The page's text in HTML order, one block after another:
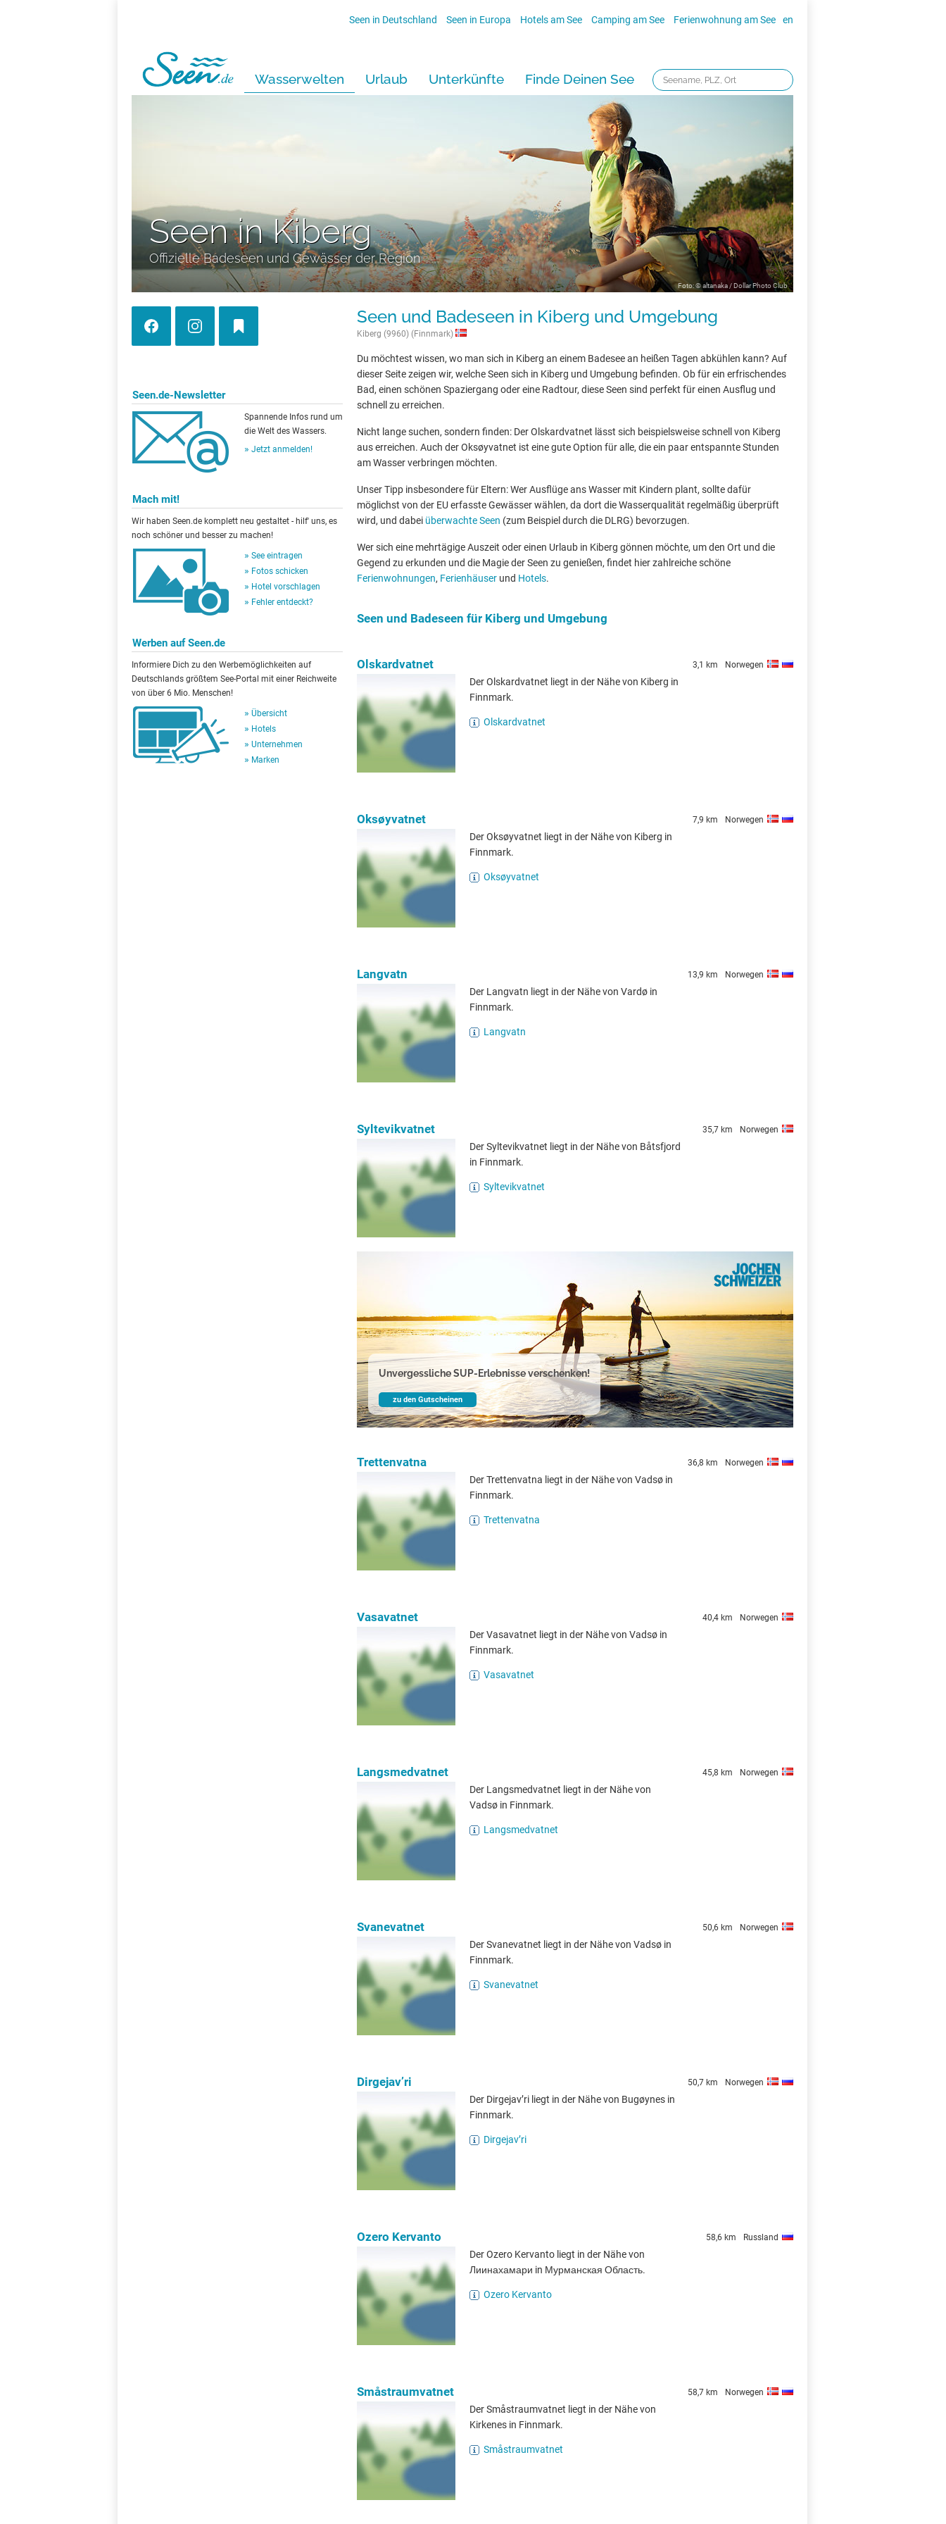
Seen in Deutschland Seen in Europa Hotels am See Camping am See Ferienwohnung am See en
Wasserwelten Urlaub Unterkünfte Finde Deinen See
Seen in Kiberg
Offizielle Badeseen und Gewässer der Region
Foto: © altanaka / Dollar Photo Club
Seen.de-Newsletter
Spannende Infos rund um
die Welt des Wassers.
Jetzt anmelden!
Mach mit!
Wir haben Seen.de komplett neu gestaltet - hilf' uns, es
noch schöner und besser zu machen!
See eintragen
Fotos schicken
Hotel vorschlagen
Fehler entdeckt?
Werben auf Seen.de
Informiere Dich zu den Werbemöglichkeiten auf
Deutschlands größtem See-Portal mit einer Reichweite
von über 6 Mio. Menschen!
Übersicht
Hotels
Unternehmen
Marken
Seen und Badeseen in Kiberg und Umgebung
Kiberg (9960) (Finnmark)
Du möchtest wissen, wo man sich in Kiberg an einem Badesee an heißen Tagen abkühlen kann? Auf
dieser Seite zeigen wir, welche Seen sich in Kiberg und Umgebung befinden. Ob für ein erfrischendes
Bad, einen schönen Spaziergang oder eine Radtour, diese Seen sind perfekt für einen Ausflug und
schnell zu erreichen.
Nicht lange suchen, sondern finden: Der Olskardvatnet lässt sich beispielsweise schnell von Kiberg
aus erreichen. Auch der Oksøyvatnet ist eine gute Option für alle, die ein paar entspannte Stunden
am Wasser verbringen möchten.
Unser Tipp insbesondere für Eltern: Wer Ausflüge ans Wasser mit Kindern plant, sollte dafür
möglichst von der EU erfasste Gewässer wählen, da dort die Wasserqualität regelmäßig überprüft
wird, und dabei überwachte Seen (zum Beispiel durch die DLRG) bevorzugen.
Wer sich eine mehrtägige Auszeit oder einen Urlaub in Kiberg gönnen möchte, um den Ort und die
Gegend zu erkunden und die Magie der Seen zu genießen, findet hier zahlreiche schöne
Ferienwohnungen, Ferienhäuser und Hotels.
Seen und Badeseen für Kiberg und Umgebung
Olskardvatnet 3,1 km Norwegen
Der Olskardvatnet liegt in der Nähe von Kiberg in
Finnmark.
Olskardvatnet
Oksøyvatnet 7,9 km Norwegen
Der Oksøyvatnet liegt in der Nähe von Kiberg in
Finnmark.
Oksøyvatnet
Langvatn 13,9 km Norwegen
Der Langvatn liegt in der Nähe von Vardø in
Finnmark.
Langvatn
Syltevikvatnet 35,7 km Norwegen
Der Syltevikvatnet liegt in der Nähe von Båtsfjord
in Finnmark.
Syltevikvatnet
Unvergessliche SUP-Erlebnisse verschenken!
zu den Gutscheinen
Trettenvatna 36,8 km Norwegen
Der Trettenvatna liegt in der Nähe von Vadsø in
Finnmark.
Trettenvatna
Vasavatnet 40,4 km Norwegen
Der Vasavatnet liegt in der Nähe von Vadsø in
Finnmark.
Vasavatnet
Langsmedvatnet 45,8 km Norwegen
Der Langsmedvatnet liegt in der Nähe von
Vadsø in Finnmark.
Langsmedvatnet
Svanevatnet 50,6 km Norwegen
Der Svanevatnet liegt in der Nähe von Vadsø in
Finnmark.
Svanevatnet
Dirgejav’ri 50,7 km Norwegen
Der Dirgejav’ri liegt in der Nähe von Bugøynes in
Finnmark.
Dirgejav’ri
Ozero Kervanto 58,6 km Russland
Der Ozero Kervanto liegt in der Nähe von
Лиинахамари in Мурманская Область.
Ozero Kervanto
Småstraumvatnet 58,7 km Norwegen
Der Småstraumvatnet liegt in der Nähe von
Kirkenes in Finnmark.
Småstraumvatnet